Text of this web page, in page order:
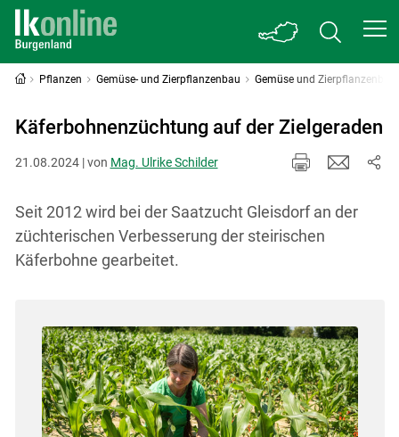
Pflanzen Gemüse- und Zierpflanzenbau Gemüse und
Käferbohnenzüchtung auf der Zielgeraden
21.08.2024 | von Mag. Ulrike Schilder
Seit 2012 wird bei der Saatzucht Gleisdorf an der
züchterischen Verbesserung der steirischen
Käferbohne gearbeitet.